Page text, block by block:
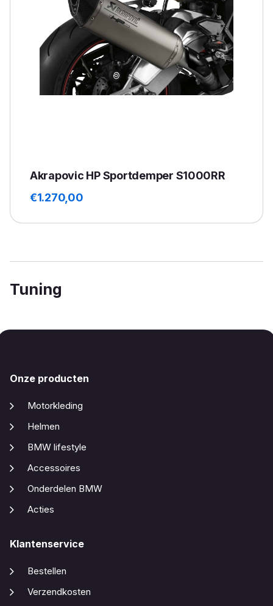
Akrapovic HP Sportdemper S1000RR
€1.270,00
Tuning
Onze producten
Motorkleding
Helmen
BMW lifestyle
Accessoires
Onderdelen BMW
Acties
Klantenservice
Bestellen
Verzendkosten